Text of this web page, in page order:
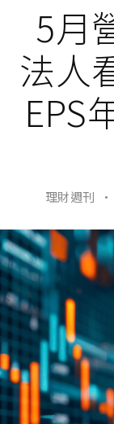
5月
法人
EPS
理財週刊 ·